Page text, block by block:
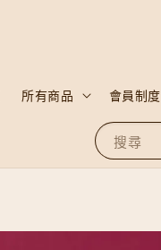
搜尋
所有商品 會員制度